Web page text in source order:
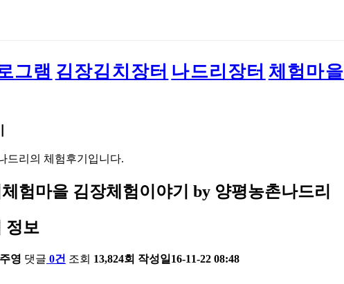
그램 김장김치장터 나드리장터 체험마을
드리의 체험후기입니다.
험마을 김장체험이야기 by 양평농촌나드리
정보
영 댓글 0건 조회 13,824회 작성일 16-11-22 08:48